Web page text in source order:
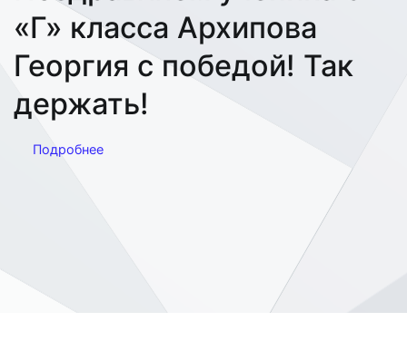
«Г» класса Архипова
Георгия с победой! Так
держать!
Подробнее